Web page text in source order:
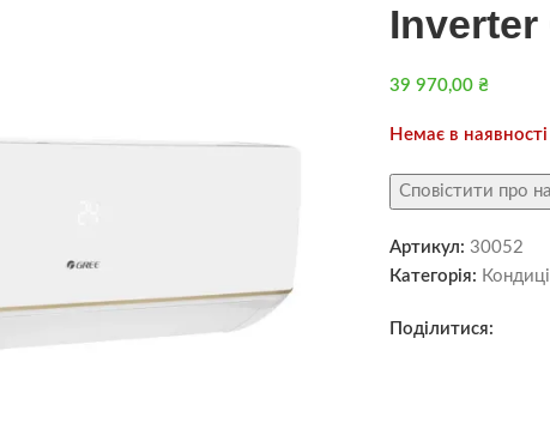
Inverter
39 970,00 ₴
Немає в наявності
Сповістити про
Артикул: 30052
Категорія:
Поділитися: